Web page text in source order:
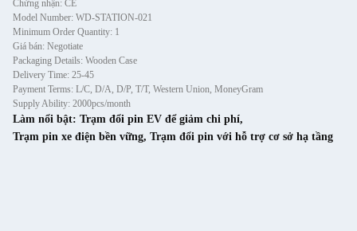
Chứng nhận: CE
Model Number: WD-STATION-021
Minimum Order Quantity: 1
Giá bán: Negotiate
Packaging Details: Wooden Case
Delivery Time: 25-45
Payment Terms: L/C, D/A, D/P, T/T, Western Union, MoneyGram
Supply Ability: 2000pcs/month
Làm nổi bật: Trạm đổi pin EV để giảm chi phí,
Trạm pin xe điện bền vững, Trạm đổi pin với hỗ trợ cơ sở hạ tầng